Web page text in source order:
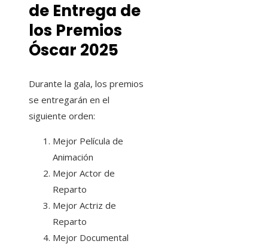
de Entrega de
los Premios
Óscar 2025
Durante la gala, los premios
se entregarán en el
siguiente orden:
Mejor Película de
Animación
Mejor Actor de
Reparto
Mejor Actriz de
Reparto
Mejor Documental